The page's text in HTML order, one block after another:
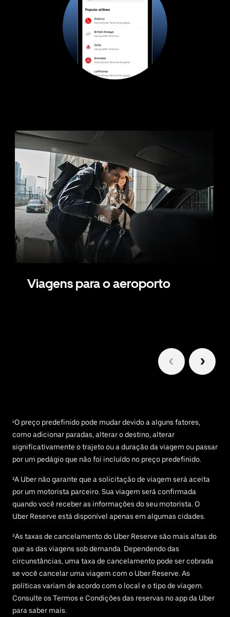
Viagens para o aeroporto
¹O preço predefinido pode mudar devido a alguns fatores,
como adicionar paradas, alterar o destino, alterar
significativamente o trajeto ou a duração da viagem ou passar
por um pedágio que não foi incluído no preço predefinido.
²A Uber não garante que a solicitação de viagem será aceita
por um motorista parceiro. Sua viagem será confirmada
quando você receber as informações do seu motorista. O
Uber Reserve está disponível apenas em algumas cidades.
³As taxas de cancelamento do Uber Reserve são mais altas do
que as das viagens sob demanda. Dependendo das
circunstâncias, uma taxa de cancelamento pode ser cobrada
se você cancelar uma viagem com o Uber Reserve. As
políticas variam de acordo com o local e o tipo de viagem.
Consulte os Termos e Condições das reservas no app da Uber
para saber mais.